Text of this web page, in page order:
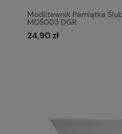
Modlitewnik Pamiątka
MDŚ003 DGR
24,90 zł